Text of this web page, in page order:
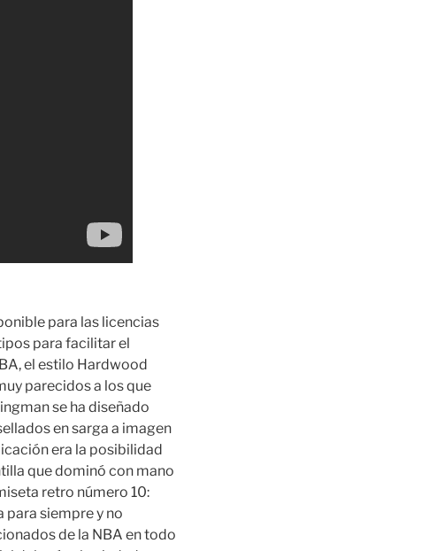
para las licencias
para facilitar el
el estilo Hardwood
parecidos a los que
se ha diseñado
en sarga a imagen
era la posibilidad
que dominó con mano
retro número 10:
para siempre y no
de la NBA en todo